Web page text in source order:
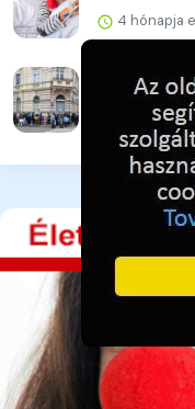
4 hónapja
Galéria /
4 hónapja